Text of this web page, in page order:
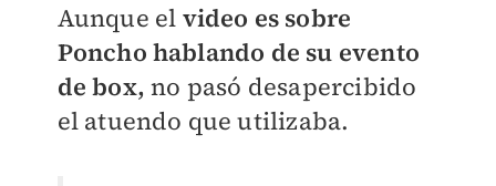
Aunque el video es sobre
Poncho hablando de su evento
de box,no pasó desapercibido
el atuendo que utilizaba.